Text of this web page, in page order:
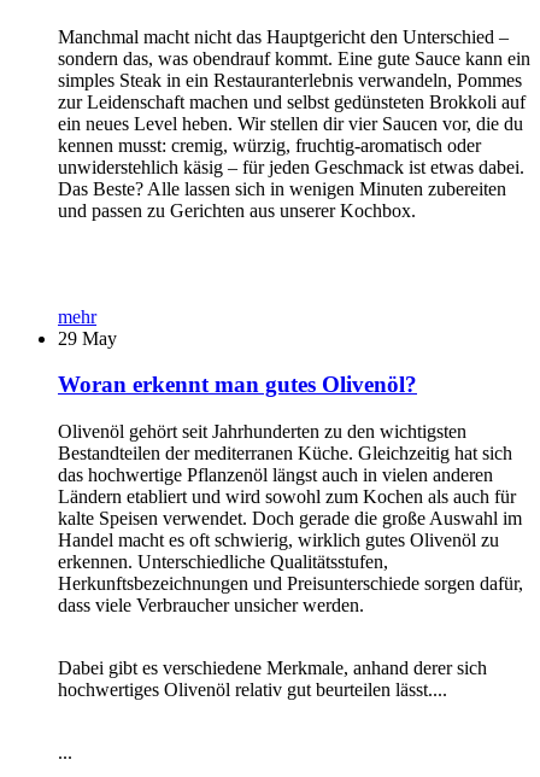
Manchmal macht nicht das Hauptgericht den Unterschied –
sondern das, was obendrauf kommt. Eine gute Sauce kann ein
simples Steak in ein Restauranterlebnis verwandeln, Pommes
zur Leidenschaft machen und selbst gedünsteten Brokkoli auf
ein neues Level heben. Wir stellen dir vier Saucen vor, die du
kennen musst: cremig, würzig, fruchtig-aromatisch oder
unwiderstehlich käsig – für jeden Geschmack ist etwas dabei.
Das Beste? Alle lassen sich in wenigen Minuten zubereiten
und passen zu Gerichten aus unserer Kochbox.
mehr
29 May
Woran erkennt man gutes Olivenöl?
Olivenöl gehört seit Jahrhunderten zu den wichtigsten
Bestandteilen der mediterranen Küche. Gleichzeitig hat sich
das hochwertige Pflanzenöl längst auch in vielen anderen
Ländern etabliert und wird sowohl zum Kochen als auch für
kalte Speisen verwendet. Doch gerade die große Auswahl im
Handel macht es oft schwierig, wirklich gutes Olivenöl zu
erkennen. Unterschiedliche Qualitätsstufen,
Herkunftsbezeichnungen und Preisunterschiede sorgen dafür,
dass viele Verbraucher unsicher werden.
Dabei gibt es verschiedene Merkmale, anhand derer sich
hochwertiges Olivenöl relativ gut beurteilen lässt....
...